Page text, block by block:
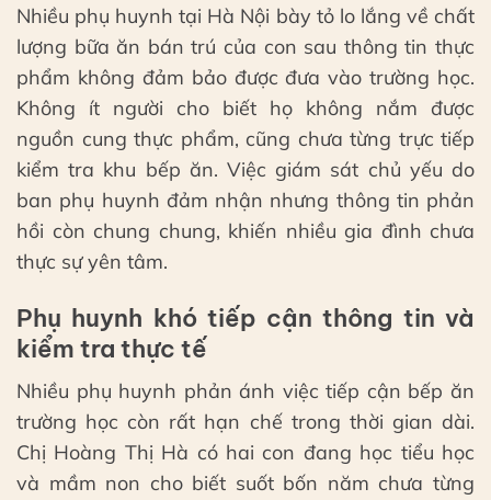
Nhiều phụ huynh tại Hà Nội bày tỏ lo lắng về chất
lượng bữa ăn bán trú của con sau thông tin thực
phẩm không đảm bảo được đưa vào trường học.
Không ít người cho biết họ không nắm được
nguồn cung thực phẩm, cũng chưa từng trực tiếp
kiểm tra khu bếp ăn. Việc giám sát chủ yếu do
ban phụ huynh đảm nhận nhưng thông tin phản
hồi còn chung chung, khiến nhiều gia đình chưa
thực sự yên tâm.
Phụ huynh khó tiếp cận thông tin và
kiểm tra thực tế
Nhiều phụ huynh phản ánh việc tiếp cận bếp ăn
trường học còn rất hạn chế trong thời gian dài.
Chị Hoàng Thị Hà có hai con đang học tiểu học
và mầm non cho biết suốt bốn năm chưa từng